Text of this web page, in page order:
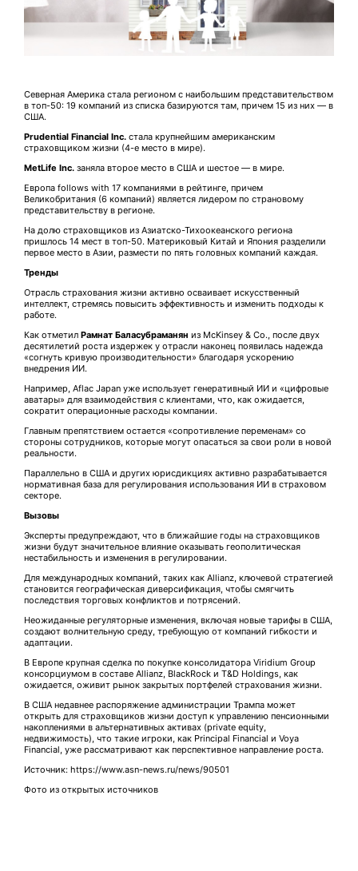
Северная Америка стала регионом с наибольшим представительством
в топ-50: 19 компаний из списка базируются там, причем 15 из них — в
США.
Prudential Financial Inc. стала крупнейшим американским
страховщиком жизни (4-е место в мире).
MetLife Inc. заняла второе место в США и шестое — в мире.
Европа follows with 17 компаниями в рейтинге, причем
Великобритания (6 компаний) является лидером по страновому
представительству в регионе.
На долю страховщиков из Азиатско-Тихоокеанского региона
пришлось 14 мест в топ-50. Материковый Китай и Япония разделили
первое место в Азии, размести по пять головных компаний каждая.
Тренды
Отрасль страхования жизни активно осваивает искусственный
интеллект, стремясь повысить эффективность и изменить подходы к
работе.
Как отметил Рамнат Баласубраманян из McKinsey & Co., после двух
десятилетий роста издержек у отрасли наконец появилась надежда
«согнуть кривую производительности» благодаря ускорению
внедрения ИИ.
Например, Aflac Japan уже использует генеративный ИИ и «цифровые
аватары» для взаимодействия с клиентами, что, как ожидается,
сократит операционные расходы компании.
Главным препятствием остается «сопротивление переменам» со
стороны сотрудников, которые могут опасаться за свои роли в новой
реальности.
Параллельно в США и других юрисдикциях активно разрабатывается
нормативная база для регулирования использования ИИ в страховом
секторе.
Вызовы
Эксперты предупреждают, что в ближайшие годы на страховщиков
жизни будут значительное влияние оказывать геополитическая
нестабильность и изменения в регулировании.
Для международных компаний, таких как Allianz, ключевой стратегией
становится географическая диверсификация, чтобы смягчить
последствия торговых конфликтов и потрясений.
Неожиданные регуляторные изменения, включая новые тарифы в США,
создают волнительную среду, требующую от компаний гибкости и
адаптации.
В Европе крупная сделка по покупке консолидатора Viridium Group
консорциумом в составе Allianz, BlackRock и T&D Holdings, как
ожидается, оживит рынок закрытых портфелей страхования жизни.
В США недавнее распоряжение администрации Трампа может
открыть для страховщиков жизни доступ к управлению пенсионными
накоплениями в альтернативных активах (private equity,
недвижимость), что такие игроки, как Principal Financial и Voya
Financial, уже рассматривают как перспективное направление роста.
Источник: https://www.asn-news.ru/news/90501
Фото из открытых источников